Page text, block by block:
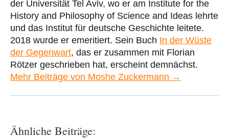
der Universität Tel Aviv, wo er am Institute for the
History and Philosophy of Science and Ideas lehrte
und das Institut für deutsche Geschichte leitete.
2018 wurde er emeritiert. Sein Buch In der Wüste
der Gegenwart, das er zusammen mit Florian
Rötzer geschrieben hat, erscheint demnächst.
Mehr Beiträge von Moshe Zuckermann →
Ähnliche Beiträge: